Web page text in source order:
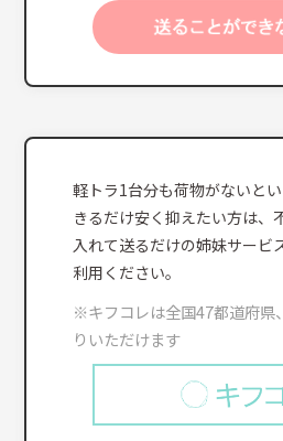
軽トラ1台分も荷物がないと
きるだけ安く抑えたい方は、
入れて送るだけの姉妹サービ
利用ください。
※キフコレは全国47都道府県
りいただけます